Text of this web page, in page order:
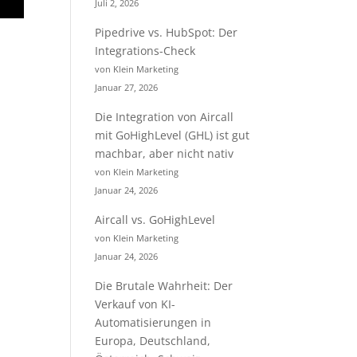
Juli 2, 2026
Pipedrive vs. HubSpot: Der
Integrations-Check
von Klein Marketing
Januar 27, 2026
Die Integration von Aircall
mit GoHighLevel (GHL) ist gut
machbar, aber nicht nativ
von Klein Marketing
Januar 24, 2026
Aircall vs. GoHighLevel
von Klein Marketing
Januar 24, 2026
Die Brutale Wahrheit: Der
Verkauf von KI-
Automatisierungen in
Europa, Deutschland,